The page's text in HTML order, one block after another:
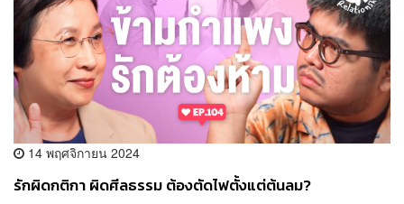
14 พฤศจิกายน 2024
รักผิดกติกา ผิดศีลธรรม ต้องตัดไฟตั้งแต่ต้นลม?